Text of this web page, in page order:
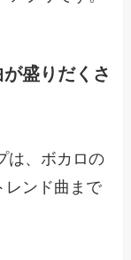
盛りだくさ
は、ボカロの
レンド曲まで